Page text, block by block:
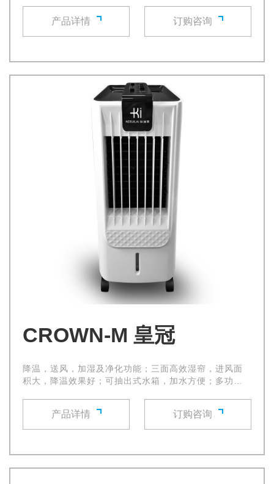
产品详情 订购咨询
CROWN-M 皇冠
降温，送风，加湿及净化功能；三面高效湿帘，进风面
积大，降温效果好；可抽出式水箱，加水方便；多功能
产品详情 订购咨询